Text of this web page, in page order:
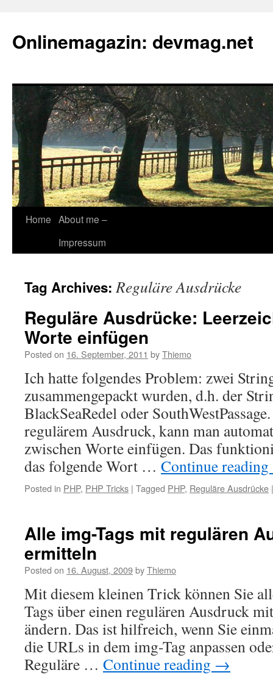
Onlinemagazin: devmag.net
Skip
Home About me –
Impressum
Tag Archives:Reguläre Ausdrücke
Reguläre Ausdrücke:
Worte einfügen
Posted on 16. September, 2011 byThiemo
Ich hatte folgendes Problem: zwei
zusammengepackt wurden, d.h. der
BlackSeaRedel oder
regulärem Ausdruck, kann man
zwischen Worte einfügen. Das
das folgende Wort … Continue reading
Posted in PHP, PHP Tricks | Tagged PHP, Reguläre Ausdrücke |
Alle img-Tags mit regulären
ermitteln
Posted on 16. August, 2009byThiemo
Mit diesem kleinen Trick können Sie
Tags über einen regulären Ausdruck
ändern. Das ist hilfreich, wenn Sie
die URLs in dem img-Tag anpassen
Reguläre … Continue reading →